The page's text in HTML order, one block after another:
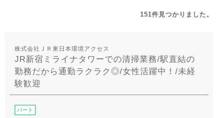
151件 見つかりました。
株式会社ＪＲ東日本環境アクセス
JR新宿ミライナタワーでの清掃業務/駅直結の
勤務だから通勤ラクラク◎/女性活躍中！/未経
験歓迎
パート